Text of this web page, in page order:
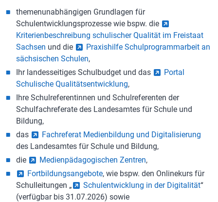
themenunabhängigen Grundlagen für
Schulentwicklungsprozesse wie bspw. die
Kriterienbeschreibung schulischer Qualität im Freistaat
Sachsen und die
Praxishilfe Schulprogrammarbeit an
sächsischen Schulen,
Ihr landesseitiges Schulbudget und das
Portal
Schulische Qualitätsentwicklung,
Ihre Schulreferentinnen und Schulreferenten der
Schulfachreferate des Landesamtes für Schule und
Bildung,
das
Fachreferat Medienbildung und Digitalisierung
des Landesamtes für Schule und Bildung,
die
Medienpädagogischen Zentren,
Fortbildungsangebote, wie bspw. den Onlinekurs für
Schulleitungen „
Schulentwicklung in der Digitalität“
(verfügbar bis 31.07.2026) sowie